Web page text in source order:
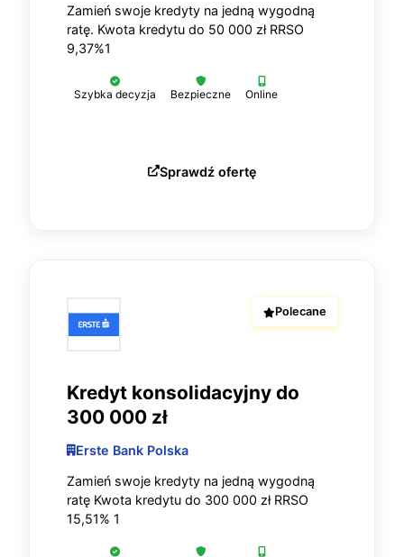
Zamień swoje kredyty na jedną wygodną
ratę. Kwota kredytu do 50 000 zł RRSO
9,37%1
Szybka decyzja Bezpieczne Online
Sprawdź ofertę
Polecane
Kredyt konsolidacyjny do
300 000 zł
Erste Bank Polska
Zamień swoje kredyty na jedną wygodną
ratę Kwota kredytu do 300 000 zł RRSO
15,51% 1